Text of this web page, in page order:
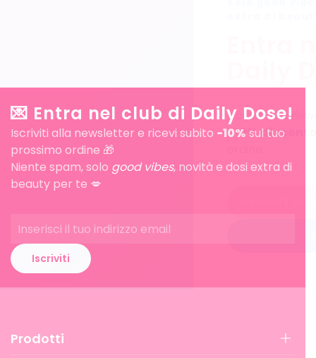
💌 Entra nel club di Daily Dose!
Iscriviti alla newsletter e ricevi subito -10% sul tuo
prossimo ordine 🎁
Niente spam, solo good vibes, novità e dosi extra di
beauty per te 💋
Iscriviti
Prodotti
Iscriviti alla
il10% di sconto